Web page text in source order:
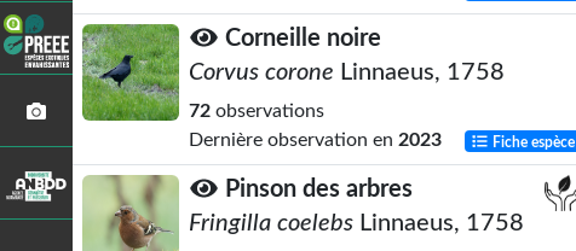
Corneille noire
Corvus corone Linnaeus, 1758
72 observations
Dernière observation en 2023 Fiche espèce
Pinson des arbres
Fringilla coelebs Linnaeus, 1758